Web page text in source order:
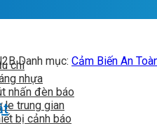
chì
nhựa
nhấn đèn báo
le trung gian
bị cảnh báo
Danh mục: Cảm Biến An